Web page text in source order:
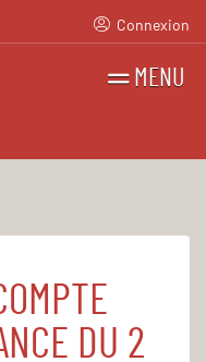
Connexion
MENU
public
DU 2